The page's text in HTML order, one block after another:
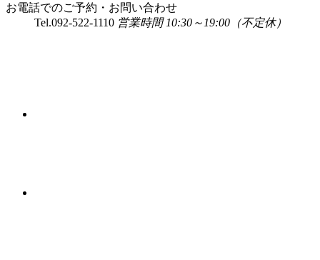
お電話でのご予約・お問い合わせ
Tel.092-522-1110 営業時間 10:30～19:00（不定休）